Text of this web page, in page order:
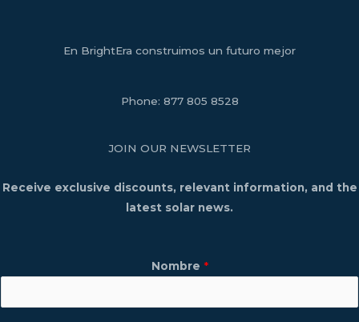
En BrightEra construimos un futuro mejor
Phone: 877 805 8528
JOIN OUR NEWSLETTER
Receive exclusive discounts, relevant information, and the
latest solar news.
Nombre *